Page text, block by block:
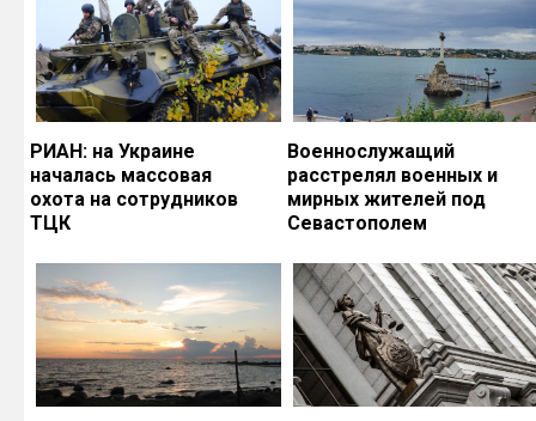
РИАН: на Украине
началась массовая
охота на сотрудников
ТЦК
Военнослужащий
расстрелял военных и
мирных жителей под
Севастополем